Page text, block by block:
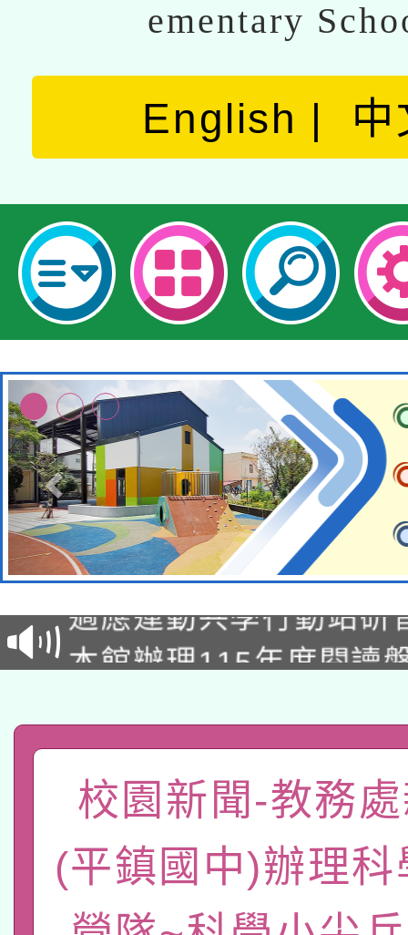
ementary
English 中
本校115學年度第2次
招甄選結果公告(無人
招)
本館辦理115年度閱讀
礎課程
「數位內容與教學軟
有關大陸委員會函釋公
薪期間赴陸應申請許可
轉知經濟部水利署委託
業技術研究院辦理「
115年8月22日(星期六
校園新聞-教務
(平鎮國中)辦理科